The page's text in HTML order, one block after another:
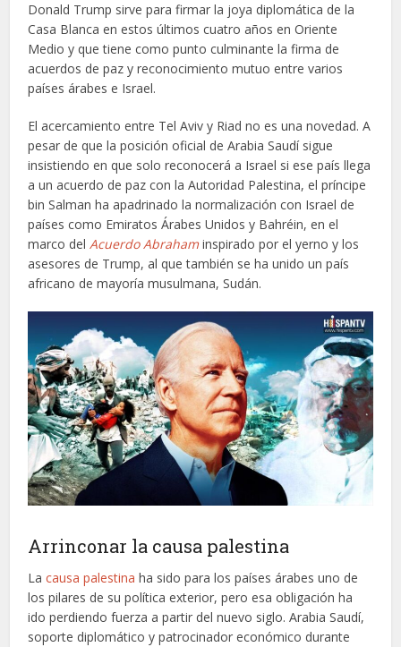
Donald Trump sirve para firmar la joya diplomática de la
Casa Blanca en estos últimos cuatro años en Oriente
Medio y que tiene como punto culminante la firma de
acuerdos de paz y reconocimiento mutuo entre varios
países árabes e Israel.
El acercamiento entre Tel Aviv y Riad no es una novedad. A
pesar de que la posición oficial de Arabia Saudí sigue
insistiendo en que solo reconocerá a Israel si ese país llega
a un acuerdo de paz con la Autoridad Palestina, el príncipe
bin Salman ha apadrinado la normalización con Israel de
países como Emiratos Árabes Unidos y Bahréin, en el
marco delAcuerdo Abrahaminspirado por el yerno y los
asesores de Trump, al que también se ha unido un país
africano de mayoría musulmana, Sudán.
Arrinconar la causa palestina
Lacausa palestina ha sido para los países árabes uno de
los pilares de su política exterior, pero esa obligación ha
ido perdiendo fuerza a partir del nuevo siglo. Arabia Saudí,
soporte diplomático y patrocinador económico durante